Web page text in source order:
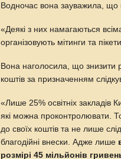
Водночас вона зауважила, що
«Деякі з них намагаються
організовують мітинги та
Вона наголосила, що знизити
коштів за призначенням
«Лише 25% освітніх закладів
які можна проконтролювати.
до своїх коштів та не лише
благодійні внески. Адже лише
розмірі 45 мільйонів